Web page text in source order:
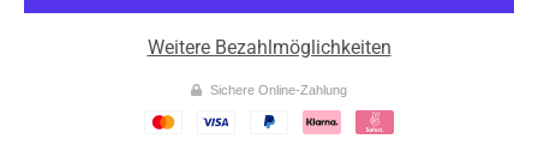
Weitere Bezahlmöglichkeiten
Sichere Online-Zahlung